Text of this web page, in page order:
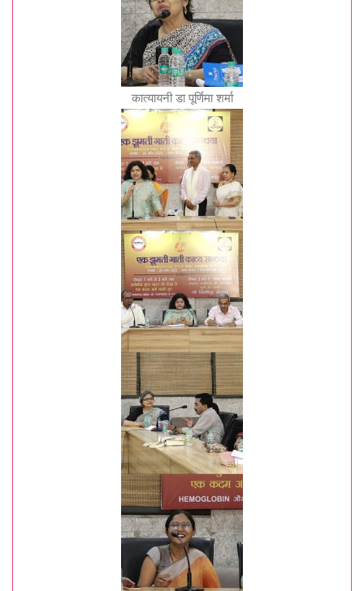
कात्यायनी डा पूर्णिमा शर्मा